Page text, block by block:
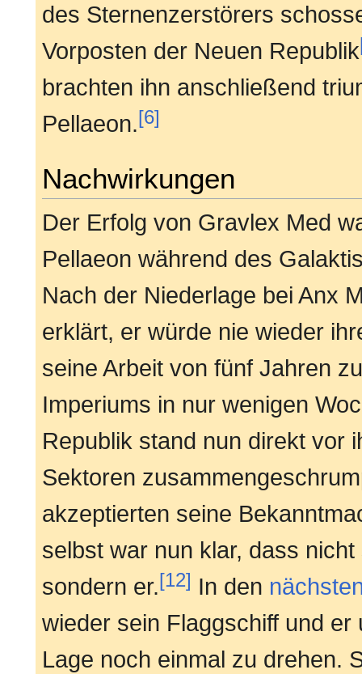
des Sternenzerstörers
Vorposten der Neuen Republik
brachten ihn anschließend
Pellaeon.[6]
Nachwirkungen
Der Erfolg von Gravlex Med
Pellaeon während des
Nach der Niederlage bei Anx
erklärt, er würde nie wieder
seine Arbeit von fünf Jahren
Imperiums in nur wenigen
Republik stand nun direkt vor
Sektoren
akzeptierten seine
selbst war nun klar, dass
sondern er.[12] In den
wieder sein Flaggschiff und
Lage noch einmal zu drehen.